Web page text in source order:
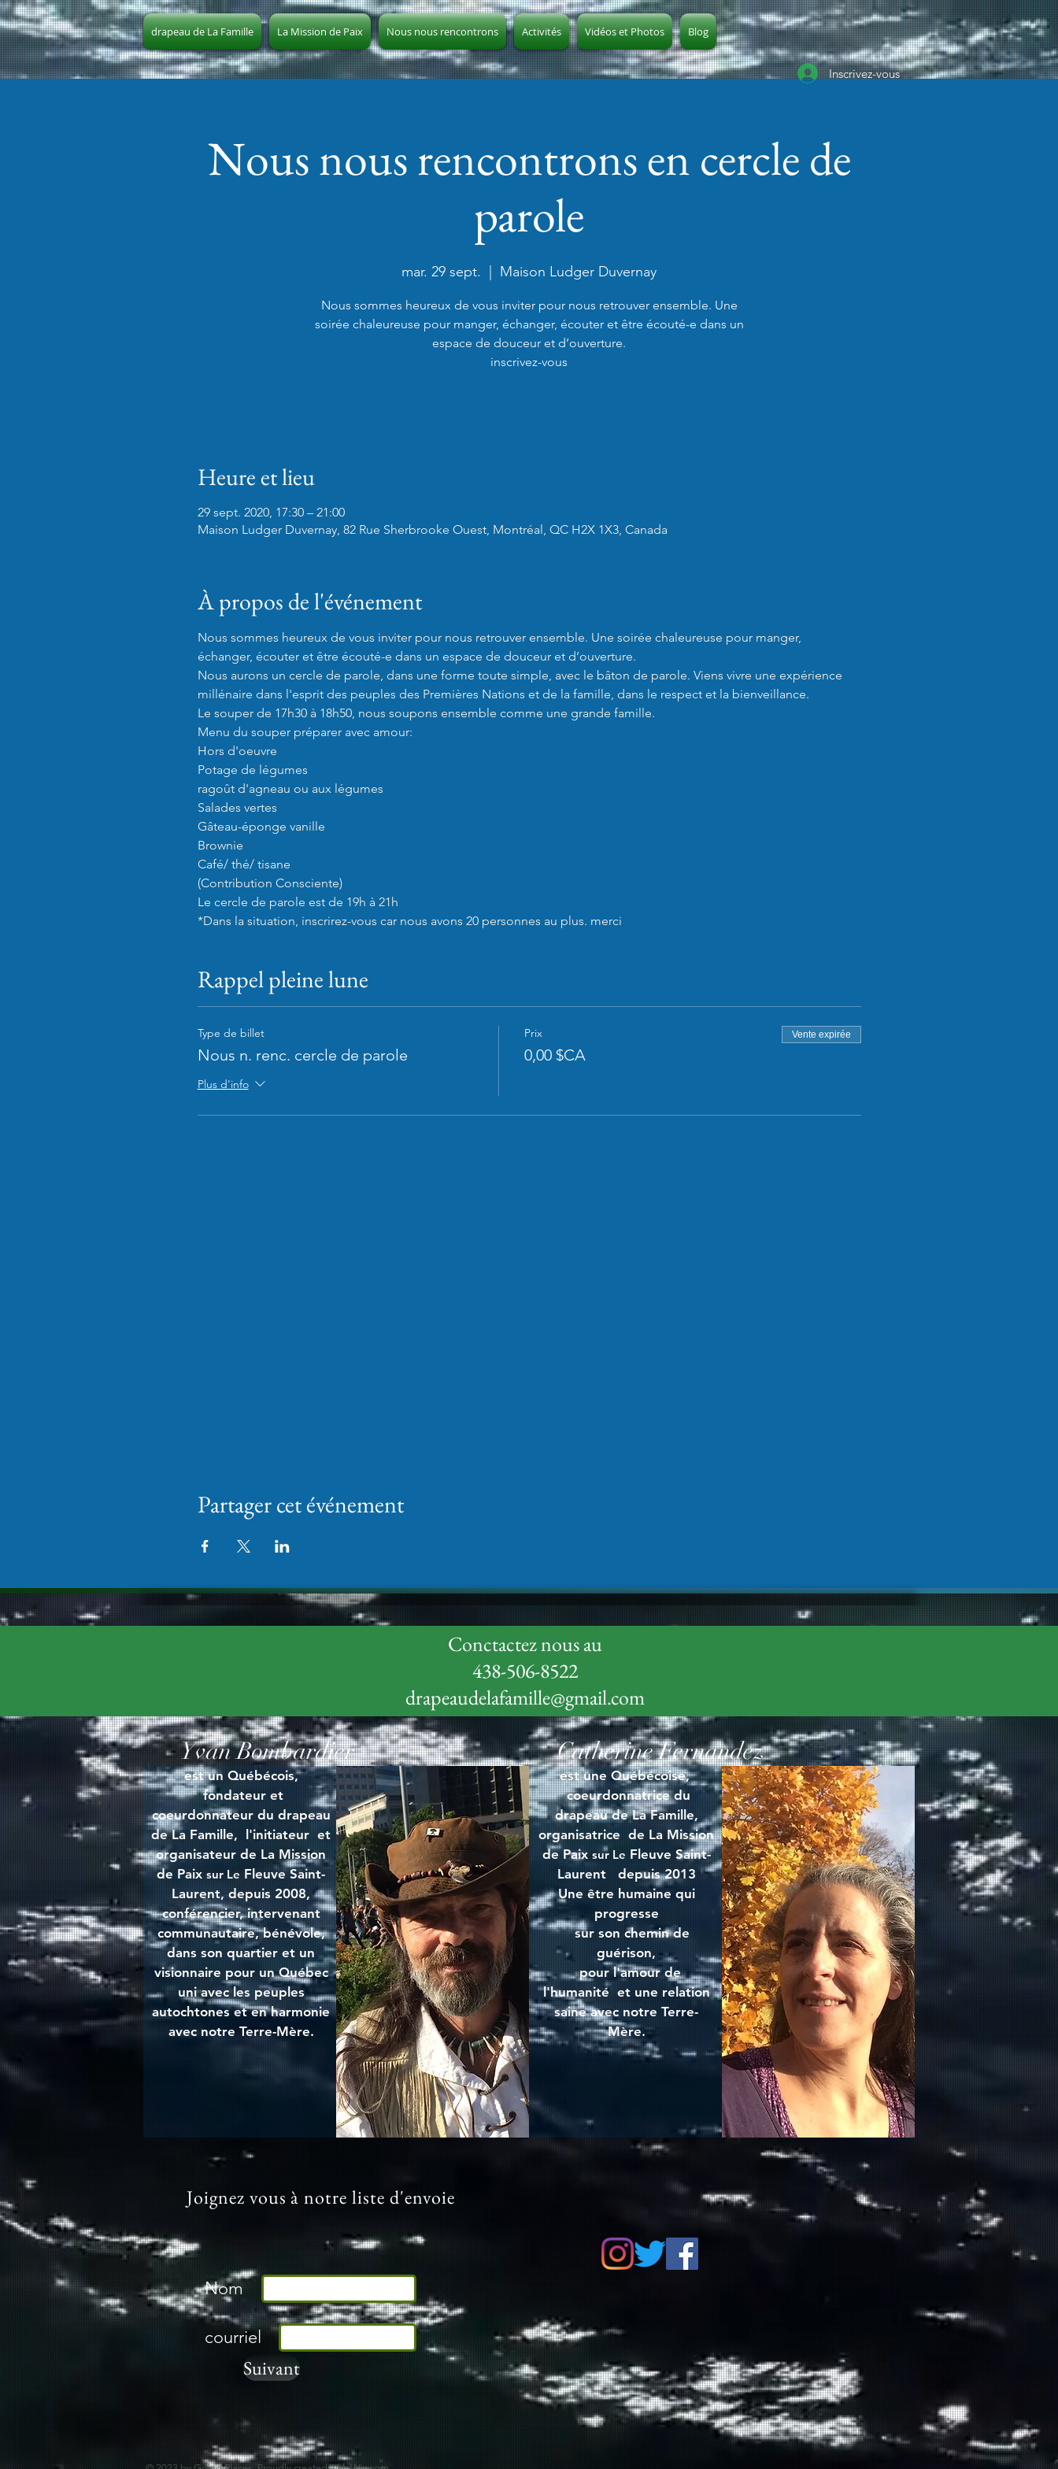
drapeau de La Famille La Mission de Paix Nous nous rencontrons Activités Vidéos et Photos Blog
Inscrivez-vous
Nous nous rencontrons en cercle de
parole
mar. 29 sept. Maison Ludger Duvernay
Nous sommes heureux de vous inviter pour nous retrouver ensemble. Une
soirée chaleureuse pour manger, échanger, écouter et être écouté-e dans un
espace de douceur et d’ouverture.
inscrivez-vous
Heure et lieu
29 sept. 2020, 17:30 – 21:00
Maison Ludger Duvernay, 82 Rue Sherbrooke Ouest, Montréal, QC H2X 1X3, Canada
À propos de l'événement
Nous sommes heureux de vous inviter pour nous retrouver ensemble. Une soirée chaleureuse pour manger,
échanger, écouter et être écouté-e dans un espace de douceur et d’ouverture.
Nous aurons un cercle de parole, dans une forme toute simple, avec le bâton de parole. Viens vivre une expérience
millénaire dans l'esprit des peuples des Premières Nations et de la famille, dans le respect et la bienveillance.
Le souper de 17h30 à 18h50, nous soupons ensemble comme une grande famille.
Menu du souper préparer avec amour:
Hors d'oeuvre
Potage de légumes
ragoût d'agneau ou aux légumes
Salades vertes
Gâteau-éponge vanille
Brownie
Café/ thé/ tisane
(Contribution Consciente)
Le cercle de parole est de 19h à 21h
*Dans la situation, inscrirez-vous car nous avons 20 personnes au plus. merci
Rappel pleine lune
Type de billet
Nous n. renc. cercle de parole
Plus d'info
Prix
0,00 $CA
Vente expirée
Partager cet événement
Conctactez nous au
438-506-8522
drapeaudelafamille@gmail.com
Yvan Bombardier Catherine Fernandez
est un Québécois,
fondateur et
coeurdonnateur du drapeau
de La Famille, l'initiateur et
organisateur de La Mission
de Paix sur Le Fleuve Saint-
Laurent, depuis 2008,
conférencier, intervenant
communautaire, bénévole,
dans son quartier et un
visionnaire pour un Québec
uni avec les peuples
autochtones et en harmonie
avec notre Terre-Mère.
est une Québécoise,
coeurdonnatrice du
drapeaude La Famille,
organisatrice de La Mission
de Paix sur Le Fleuve Saint-
Laurent depuis 2013
Une être humaine qui
progresse
sur son chemin de
guérison,
pour l'amour de
l'humanité et une relation
saine avec notre Terre-
Mère.
Joignez vous à notre liste d'envoie
Suivant
Nom
courriel